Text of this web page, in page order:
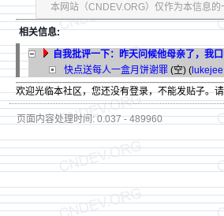
本网站（CNDEV.ORG）仅作为本信息
相关信息:
自我批评一下：昨天问候他母亲了，我
快点送每人一盒月饼谢罪 (空) ( lukejee
欢迎光临本社区，您还没有登录，不能发贴子。
页面内容处理时间: 0.037 - 489960